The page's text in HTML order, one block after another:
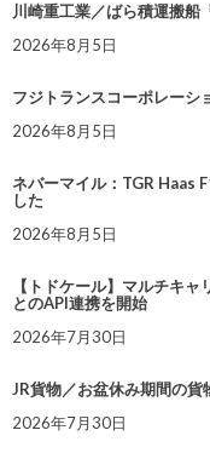
川崎重工業／ばら積運搬船
2026年8月5日
フジトランスコーポレーシ
2026年8月5日
ネバーマイル：TGR Haas
した
2026年8月5日
【トドケール】マルチキ
とのAPI連携を開始
2026年7月30日
JR貨物／お盆休み期間の
2026年7月30日